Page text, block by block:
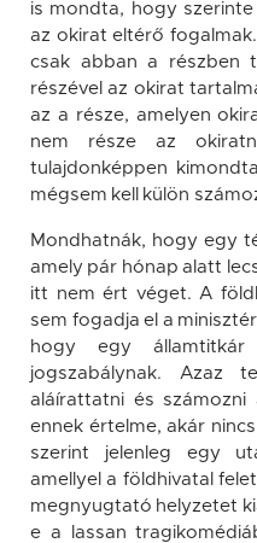
is mondta, hogy
az okirat eltérő
csak abban a részben
részével az okirat
az a része, amelyen
nem része az
tulajdonképpen
mégsem kell külön
Mondhatnák, hogy egy
amely pár hónap alatt
itt nem ért véget. A
sem fogadja el a
hogy egy államtitkár
jogszabálynak. Azaz
aláírattatni és
ennek értelme, akár
szerint jelenleg egy
amellyel a földhivatal
megnyugtató helyzetet
e a lassan